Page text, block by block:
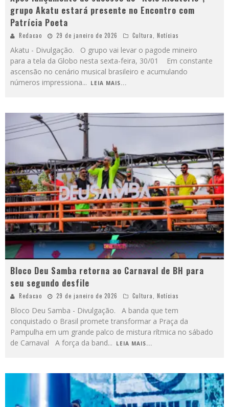
grupo Akatu estará presente no Encontro com
Patrícia Poeta
Redacao 29 de janeiro de 2026 Cultura, Notícias
Akatu - Divulgação. O grupo vai levar o pagode mineiro
para a tela da Globo nesta sexta-feira, 30/01 Em constante
ascensão no cenário musical brasileiro e acumulando
números impressiona... LEIA MAIS...
Bloco Deu Samba retorna ao Carnaval de BH para
seu segundo desfile
Redacao 29 de janeiro de 2026 Cultura Notícias
Bloco Deu Samba - Divulgação. A banda que tem
conquistado o Brasil promete transformar a Praça da
Pampulha em um grande palco de mistura rítmica no sábado
de Carnaval A força da band... LEIA MAIS...